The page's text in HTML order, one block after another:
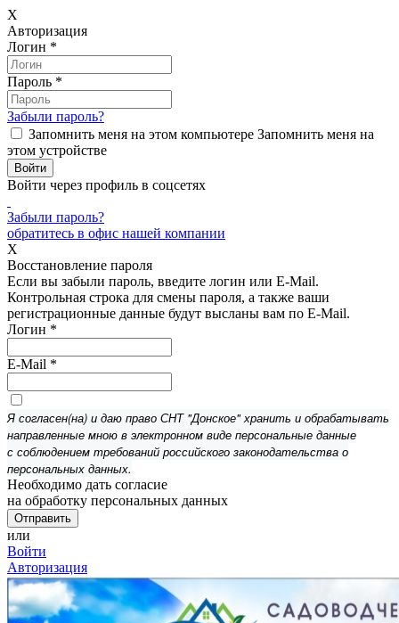
X
Авторизация
Логин *
Пароль *
Забыли пароль?
Запомнить меня на этом компьютере Запомнить меня на
этом устройстве
Войти через профиль в соцсетях
Забыли пароль?
обратитесь в офис нашей компании
X
Восстановление пароля
Если вы забыли пароль, введите логин или E-Mail.
Контрольная строка для смены пароля, а также ваши
регистрационные данные будут высланы вам по E-Mail.
Логин *
E-Mail *
Я согласен(на) и даю право СНТ "Донское" хранить и обрабатывать
направленные мною в электронном виде персональные данные
с соблюдением требований российского законодательства о
персональных данных.
Необходимо дать согласие
на обработку персональных данных
или
Войти
Авторизация